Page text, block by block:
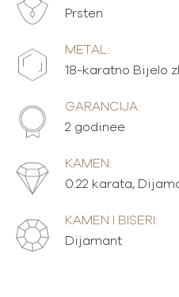
Prsten
METAL:
18-karatno Bijelo
GARANCIJA:
2 godinee
KAMEN:
0.22 karata,
KAMEN I BISERI:
Dijamant